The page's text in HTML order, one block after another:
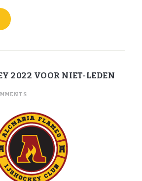
2022 VOOR NIET-LEDEN